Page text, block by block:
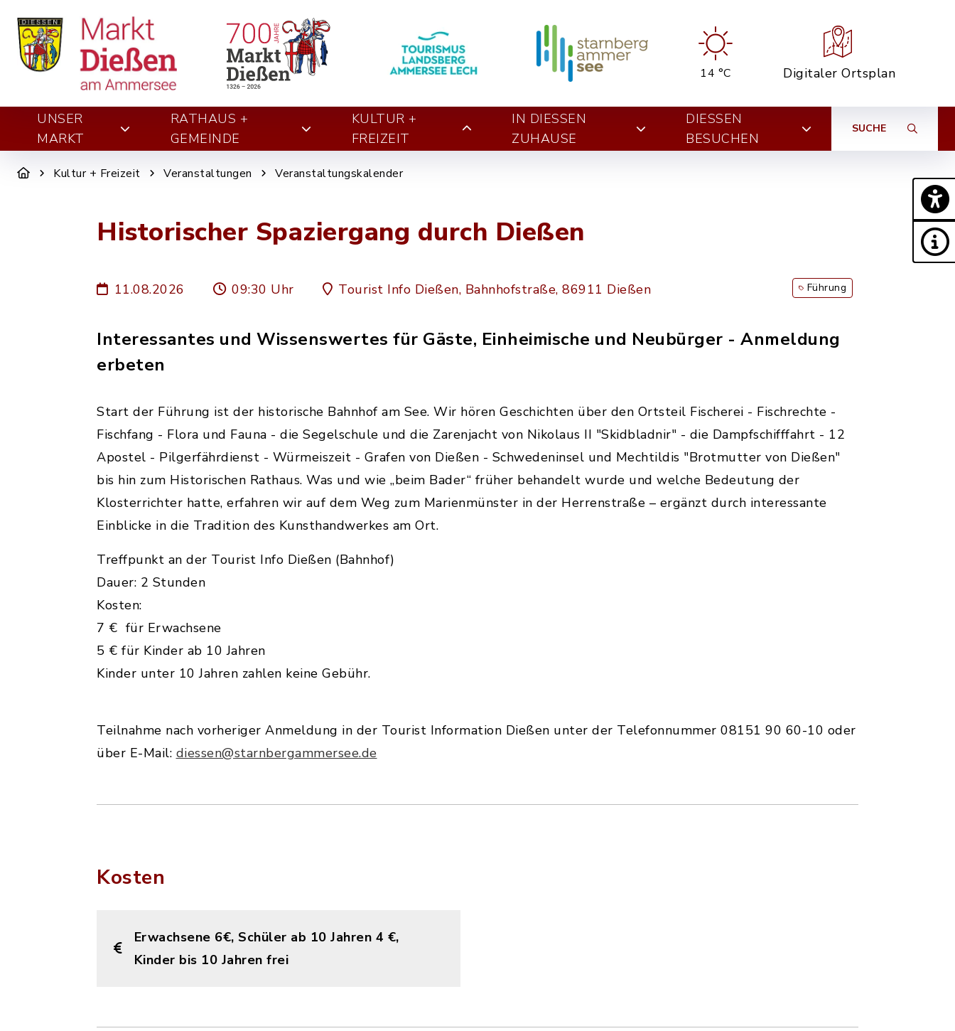
14 °C Digitaler Ortsplan
UNSER
MARKT
RATHAUS +
GEMEINDE
KULTUR +
FREIZEIT
IN DIESSEN Z
UHAUSE
DIESSEN B
ESUCHEN
SUCHE
Kultur + Freizeit Veranstaltungen Veranstaltungskalender
Historischer Spaziergang durch Dießen
11.08.2026 09:30 Uhr Tourist Info Dießen, Bahnhofstraße, 86911 Dießen Führung
Interessantes und Wissenswertes für Gäste, Einheimische und Neubürger - Anmeldung
erbeten
Start der Führung ist der historische Bahnhof am See. Wir hören Geschichten über den Ortsteil Fischerei - Fischrechte -
Fischfang - Flora und Fauna - die Segelschule und die Zarenjacht von Nikolaus II "Skidbladnir" - die Dampfschifffahrt - 12
Apostel - Pilgerfährdienst - Würmeiszeit - Grafen von Dießen - Schwedeninsel und Mechtildis "Brotmutter von Dießen"
bis hin zum Historischen Rathaus. Was und wie „beim Bader“ früher behandelt wurde und welche Bedeutung der
Klosterrichter hatte, erfahren wir auf dem Weg zum Marienmünster in der Herrenstraße – ergänzt durch interessante
Einblicke in die Tradition des Kunsthandwerkes am Ort.
Treffpunkt an der Tourist Info Dießen (Bahnhof)
Dauer: 2 Stunden
Kosten:
7 € für Erwachsene
5 € für Kinder ab 10 Jahren
Kinder unter 10 Jahren zahlen keine Gebühr.
Teilnahme nach vorheriger Anmeldung in der Tourist Information Dießen unter der Telefonnummer 08151 90 60-10 oder
über E-Mail: diessen@starnbergammersee.de
Kosten
Erwachsene 6€, Schüler ab 10 Jahren 4 €,
Kinder bis 10 Jahren frei